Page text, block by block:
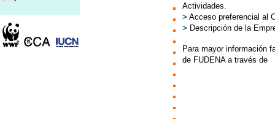
Actividades.
> Acceso preferencial al
> Descripción de la
Para mayor información
de FUDENA a través de